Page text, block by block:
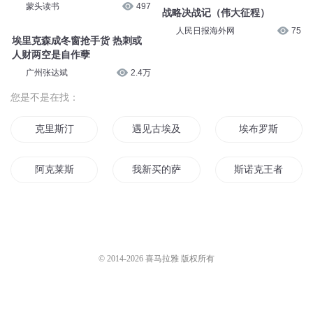
蒙头读书 497
埃里克森成冬窗抢手货 热刺或
人财两空是自作孽
广州张达斌 2.4万
战略决战记（伟大征程）
人民日报海外网 75
您是不是在找：
克里斯汀 遇见古埃及之我的荷鲁斯埃布罗斯
阿克莱斯 我新买的萨克斯怎么可能是女生
斯诺克王者
© 2014-2026 喜马拉雅 版权所有